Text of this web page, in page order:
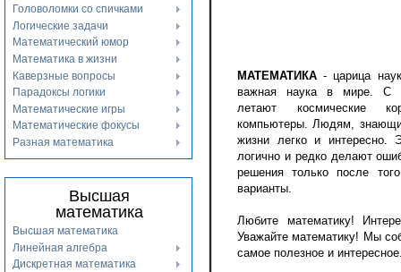
Головоломки со спичками
Логические задачи
Математический юмор
Математика в жизни
Каверзные вопросы
Парадоксы логики
Математические игры
Математические фокусы
Разная математика
Высшая
математика
Высшая математика
Линейная алгебра
Дискретная математика
МАТЕМАТИКА - царица
важная наука в мире. С
летают космические
компьютеры. Людям,
жизни легко и интересно.
логично и редко делают
решения только после
варианты.
Любите математику!
Уважайте математику! Мы
самое полезное и